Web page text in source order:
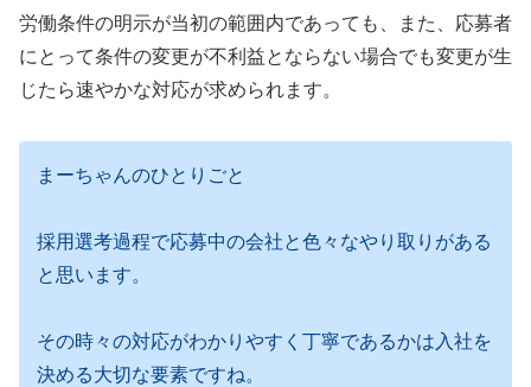
労働条件の明示が当初の範囲内であっても、また、応募者
にとって条件の変更が不利益とならない場合でも変更が生
じたら速やかな対応が求められます。
まーちゃんのひとりごと
採用選考過程で応募中の会社と色々なやり取りがある
と思います。
その時々の対応がわかりやすく丁寧であるかは入社を
決める大切な要素ですね。